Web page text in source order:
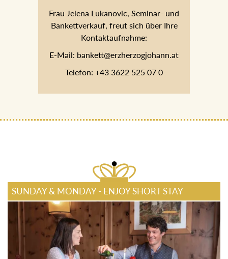
Frau Jelena Lukanovic, Seminar- und
Bankettverkauf, freut sich über Ihre
Kontaktaufnahme:
E-Mail: bankett@erzherzogjohann.at
Telefon: +43 3622 525 07 0
SUNDAY & MONDAY - ENJOY SHORT STAY